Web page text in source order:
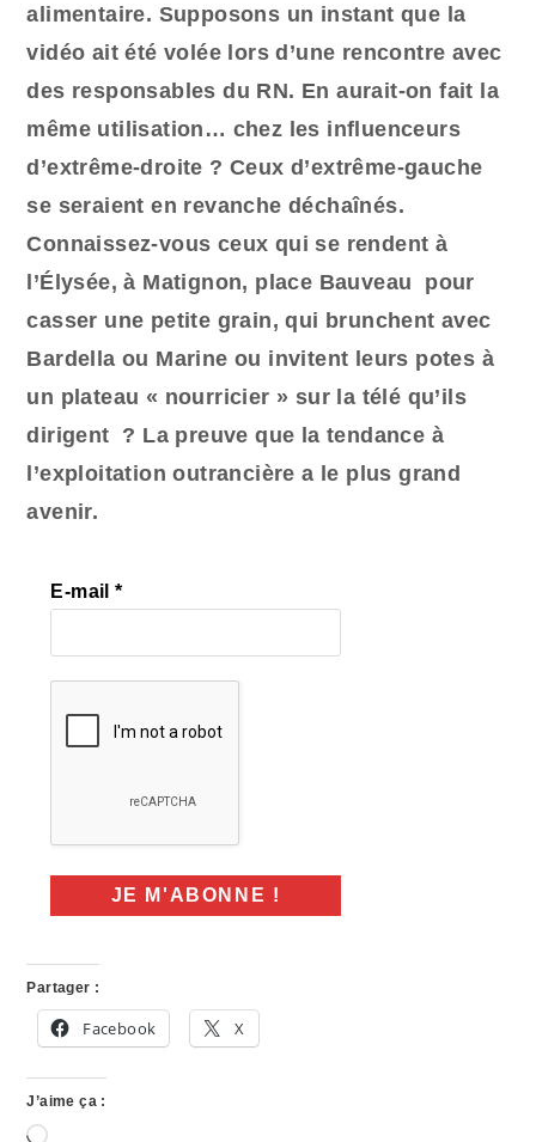
alimentaire. Supposons un instant que la
vidéo ait été volée lors d’une rencontre avec
des responsables du RN. En aurait-on fait la
même utilisation… chez les influenceurs
d’extrême-droite ? Ceux d’extrême-gauche
se seraient en revanche déchaînés.
Connaissez-vous ceux qui se rendent à
l’Élysée, à Matignon, place Bauveau pour
casser une petite grain, qui brunchent avec
Bardella ou Marine ou invitent leurs potes à
un plateau « nourricier » sur la télé qu’ils
dirigent ? La preuve que la tendance à
l’exploitation outrancière a le plus grand
avenir.
E-mail*
Partager :
Facebook X
J’aime ça :
Chargement…